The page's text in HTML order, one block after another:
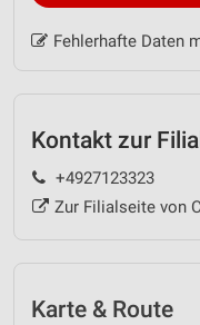
Fehlerhafte Daten
Kontakt zur
+4927123323
Zur Filialseite von
Karte & Route